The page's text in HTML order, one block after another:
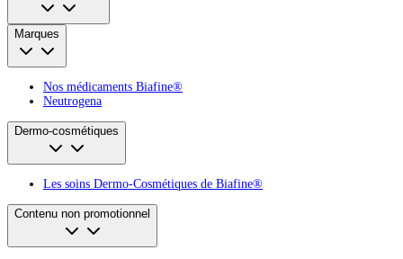
Marques
Nos médicaments Biafine®
Neutrogena
Dermo-cosmétiques
Les soins Dermo-Cosmétiques de Biafine®
Contenu non promotionnel